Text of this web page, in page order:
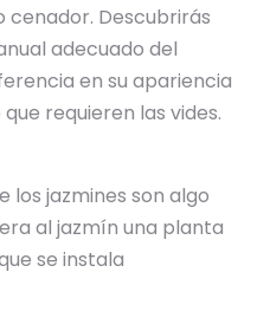
cenador. Descubrirás
adecuado del
en su apariencia
requieren las vides.
los jazmines son algo
al jazmín una planta
se instala